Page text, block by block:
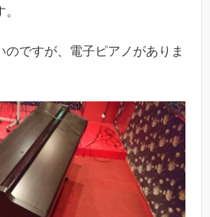
ですが、電子ピアノがありま